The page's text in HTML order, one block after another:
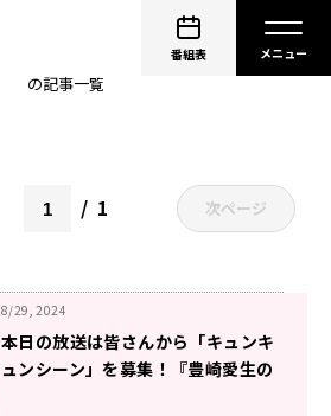
番組表
の記事一覧
1 次ページ
8/29, 2024
本日の放送は皆さんから「キュンキ
ュンシーン」を募集！『豊崎愛生の